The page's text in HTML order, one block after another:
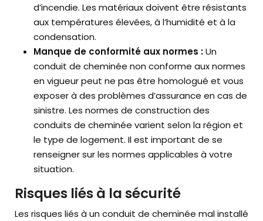
d’incendie. Les matériaux doivent être résistants
aux températures élevées, à l’humidité et à la
condensation.
Manque de conformité aux normes :Un
conduit de cheminée non conforme aux normes
en vigueur peut ne pas être homologué et vous
exposer à des problèmes d’assurance en cas de
sinistre. Les normes de construction des
conduits de cheminée varient selon la région et
le type de logement. Il est important de se
renseigner sur les normes applicables à votre
situation.
Risques liés à la sécurité
Les risques liés à un conduit de cheminée mal installé